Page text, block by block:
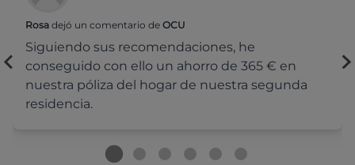
Rosa dejó un comentario de OCU
Siguiendo sus recomendaciones, he
conseguido con ello un ahorro de 365 € en
nuestra póliza del hogar de nuestra segunda
residencia.